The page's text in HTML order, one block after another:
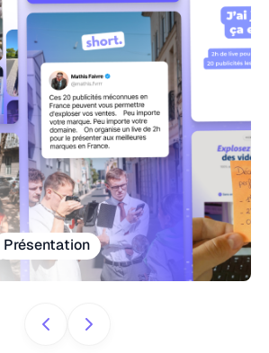
Présentation